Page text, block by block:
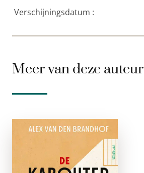
Verschijningsdatum :
Meer van deze auteur
Kabouterformule
paperback